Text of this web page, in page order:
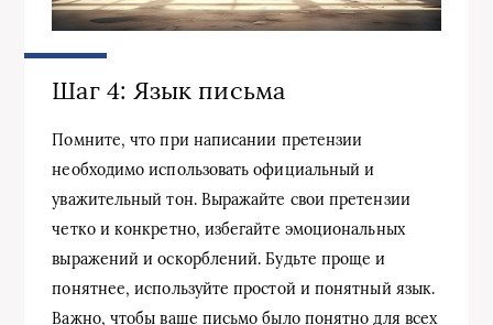
Шаг 4: Язык письма
Помните, что при написании претензии
необходимо использовать официальный и
уважительный тон. Выражайте свои претензии
четко и конкретно, избегайте эмоциональных
выражений и оскорблений. Будьте проще и
понятнее, используйте простой и понятный язык.
Важно, чтобы ваше письмо было понятно для всех